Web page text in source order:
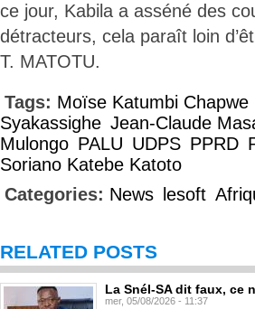
ce jour, Kabila a asséné des
détracteurs, cela paraît loin
T. MATOTU.
Tags: Moïse Katumbi Chapwe
Syakassighe Jean-Claude
Mulongo PALU UDPS PPRD
Soriano Katebe Katoto
Categories: News lesoft
RELATED POSTS
La Snél-SA dit faux, ce
mer, 05/08/2026 - 11:37